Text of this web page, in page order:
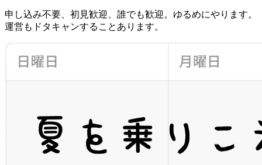
申し込み不要、初見歓迎、誰でも歓迎。ゆるめにやります。
運営もドタキャンすることあります。